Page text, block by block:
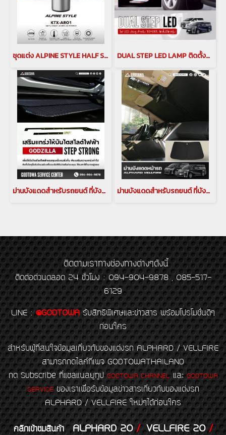
ชุดแต่ง ALPINE STYLE HALF SERIES ชุดแต่งอัลไพน์ ชุดแต่งอัลพาร์ด อัลพาร์ดSC alpine style alphard SC(copy)(copy)(copy) DUAL STEP LED LAMP ติดตั้งกับรถ TOYOTA ได้ทุกรุ่น ไฟแผงประตู ไฟป้องกันการชน ALPHARD VELLFIRE PRADO MAJESTY HARRIER อัลพาร์ด เวลไฟร์ alphard vellfire
ม่านบังแดดสำหรับรถยนต์ ที่บังแดดอัลพาร์ด ม่านบังแดดอัลพาร์ด ม่านอัลพาร์ด เวลไฟร์ อลูมิเนียมบังแดด กันแดดอัลพาร์ด เวลไฟร์ ม่านกันยูวี ALPHARD/VELLFIRE(copy)(copy)(copy)(copy) ม่านบังแดดสำหรับรถยนต์ ที่บังแดดอัลพาร์ด ม่านบังแดดอัลพาร์ด ม่านอัลพาร์ด เวลไฟร์ อลูมิเนียมบังแดด กันแดดอัลพาร์ด เวลไฟร์ ม่านกันยูวี ALPHARD/VELLFIRE(copy)
ติดตามเราทางช่องทางต่างๆดังนี้
ติดต่อด่วนตลอด 24 ชั่วโมง : 094-904-9878 , 085-517-
6129
LINE : @GODTOWA รับสิทธิพิเศษและข่าวสาร พร้อมโปรโมชั่นดีๆ
ก่อนใคร
สำหรับผู้ที่สนใจข้อมูลเกี่ยวกับของแต่งรถ ALPHARD / VELLFIRE
สามารถกดไลค์ที่เพจ GODTOWATHAILAND
กด Subscribe ที่แชลแนลยูทูป GODTOWA CHANNELและGODTOWA
SERVICEของเราเพื่อรับข้อมูลข่าวสารเกี่ยวกับของแต่งรถ
ALPHARD / VELLFIRE ใหม่ๆได้ก่อนใคร
คลิกเข้าชมสินค้า ALPHARD 20/VELLFIRE 20/